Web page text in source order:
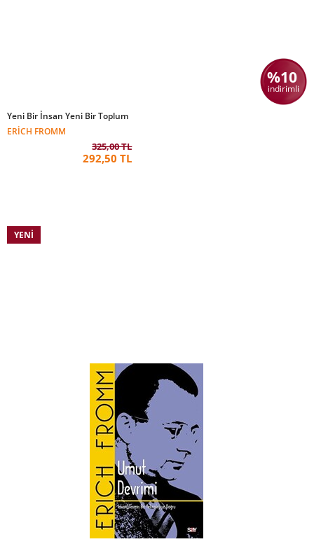
%10
indirimli
Yeni Bir İnsan Yeni Bir Toplum
ERICH FROMM
325,00 TL
292,50 TL
YENI